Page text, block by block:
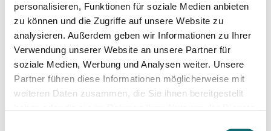
personalisieren, Funktionen für soziale Medien anbieten
zu können und die Zugriffe auf unsere Website zu
analysieren. Außerdem geben wir Informationen zu Ihrer
Verwendung unserer Website an unsere Partner für
soziale Medien, Werbung und Analysen weiter. Unsere
Partner führen diese Informationen möglicherweise mit
weiteren Daten zusammen, die Sie ihnen bereitgestellt
17.01.2025
Investigative Recherche mit öffentlichen Tools – von
23.01.2025
Podcasting für Anfänger:innen: Der Weg zum eigenen